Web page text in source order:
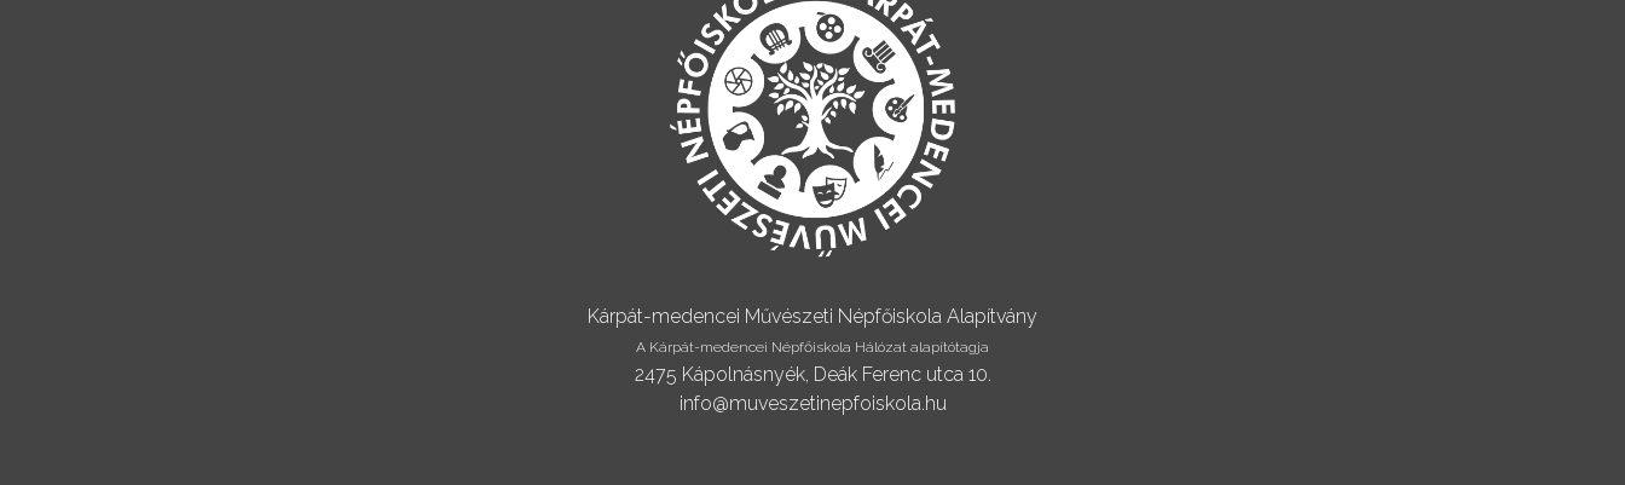
Kárpát-medencei Művészeti Népfőiskola Alapítvány
A Kárpát-medencei Népfőiskola Hálózat alapítótagja
2475 Kápolnásnyék, Deák Ferenc utca 10.
info@muveszetinepfoiskola.hu